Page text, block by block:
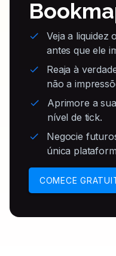
Veja a liquidez
antes que ele
Reaja à
não a
Aprimore a
nível de tick.
Negocie
única
COMECE